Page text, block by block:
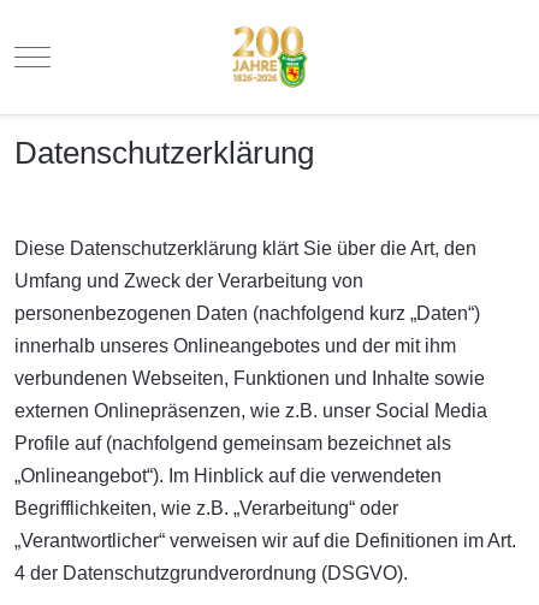
Mobile Menu Toggle
Datenschutzerklärung
Diese Datenschutzerklärung klärt Sie über die Art, den
Umfang und Zweck der Verarbeitung von
personenbezogenen Daten (nachfolgend kurz „Daten“)
innerhalb unseres Onlineangebotes und der mit ihm
verbundenen Webseiten, Funktionen und Inhalte sowie
externen Onlinepräsenzen, wie z.B. unser Social Media
Profile auf (nachfolgend gemeinsam bezeichnet als
„Onlineangebot“). Im Hinblick auf die verwendeten
Begrifflichkeiten, wie z.B. „Verarbeitung“ oder
„Verantwortlicher“ verweisen wir auf die Definitionen im Art.
4 der Datenschutzgrundverordnung (DSGVO).